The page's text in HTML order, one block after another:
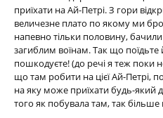
приїхати на Ай-Петрі. З гори
величезне плато по якому ми
напевно тільки половину,
загиблим воїнам. Так що поїдьте
пошкодуєте! (до речі я теж поки
що там робити на цієї Ай-Петрі,
на яку може приїхати будь-який
того як побувала там, так